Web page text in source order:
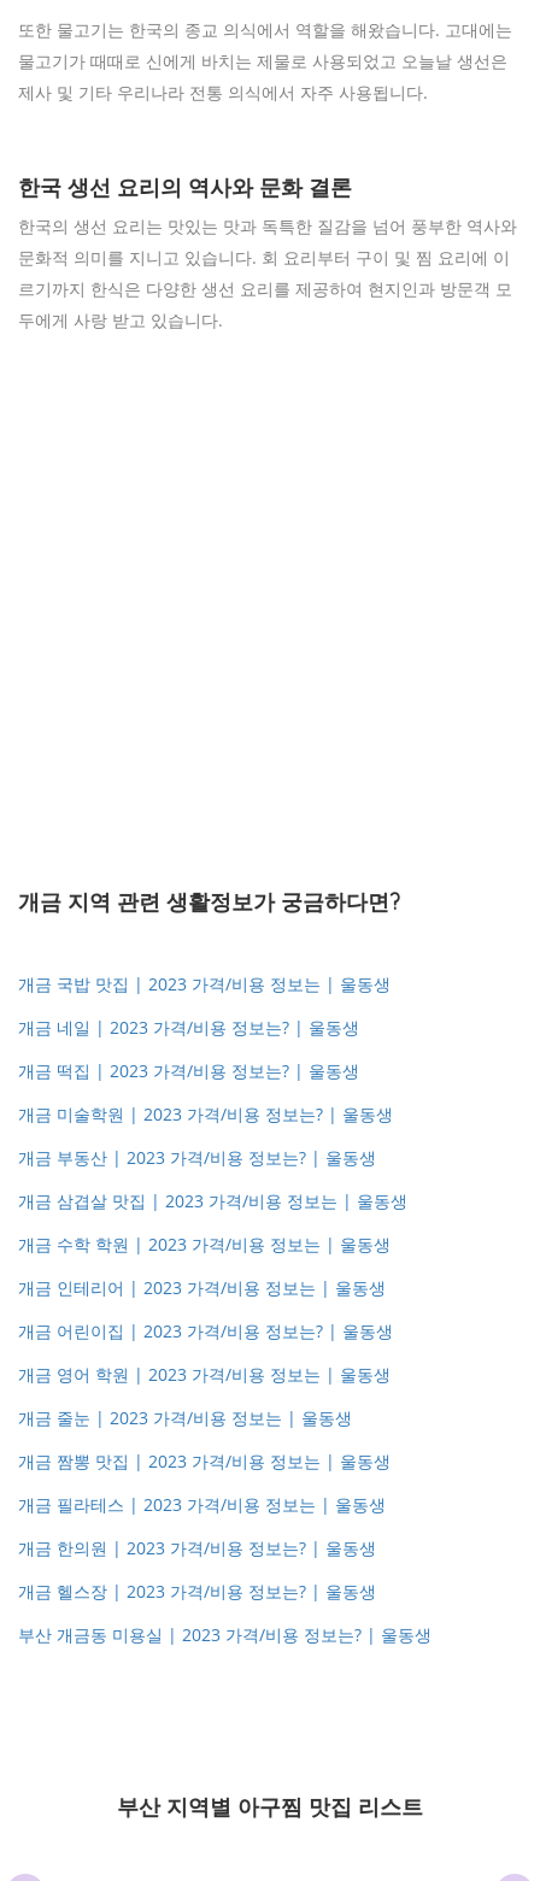
또한 물고기는 한국의 종교 의식에서 역할을 해왔습니다. 고대에는
물고기가 때때로 신에게 바치는 제물로 사용되었고 오늘날 생선은
제사 및 기타 우리나라 전통 의식에서 자주 사용됩니다.
한국 생선 요리의 역사와 문화 결론
한국의 생선 요리는 맛있는 맛과 독특한 질감을 넘어 풍부한 역사와
문화적 의미를 지니고 있습니다. 회 요리부터 구이 및 찜 요리에 이
르기까지 한식은 다양한 생선 요리를 제공하여 현지인과 방문객 모
두에게 사랑 받고 있습니다.
개금 지역 관련 생활정보가 궁금하다면?
개금 국밥 맛집 | 2023 가격/비용 정보는 | 울동생
개금 네일 | 2023 가격/비용 정보는? | 울동생
개금 떡집 | 2023 가격/비용 정보는? | 울동생
개금 미술학원 | 2023 가격/비용 정보는? | 울동생
개금 부동산 | 2023 가격/비용 정보는? | 울동생
개금 삼겹살 맛집 | 2023 가격/비용 정보는 | 울동생
개금 수학 학원 | 2023 가격/비용 정보는 | 울동생
개금 인테리어 | 2023 가격/비용 정보는 | 울동생
개금 어린이집 | 2023 가격/비용 정보는? | 울동생
개금 영어 학원 | 2023 가격/비용 정보는 | 울동생
개금 줄눈 | 2023 가격/비용 정보는 | 울동생
개금 짬뽕 맛집 | 2023 가격/비용 정보는 | 울동생
개금 필라테스 | 2023 가격/비용 정보는 | 울동생
개금 한의원 | 2023 가격/비용 정보는? | 울동생
개금 헬스장 | 2023 가격/비용 정보는? | 울동생
부산 개금동 미용실 | 2023 가격/비용 정보는? | 울동생
부산 지역별 아구찜 맛집 리스트